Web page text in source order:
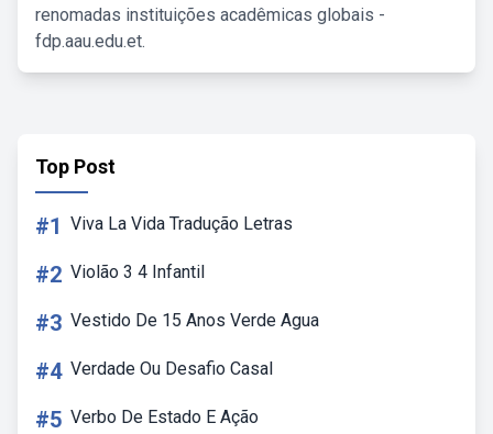
renomadas instituições acadêmicas globais -
fdp.aau.edu.et.
Top Post
#1 Viva La Vida Tradução Letras
#2 Violão 3 4 Infantil
#3 Vestido De 15 Anos Verde Agua
#4 Verdade Ou Desafio Casal
#5 Verbo De Estado E Ação